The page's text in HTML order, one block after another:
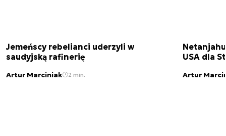
Jemeńscy rebelianci uderzyli w
saudyjską rafinerię
Artur Marciniak 2 min.
USA dla
Artur